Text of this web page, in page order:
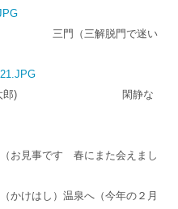
三門（三解脱門で迷い
前右が早太郎) 閑静な
春にまた会えまし
かけはし）温泉へ（今年の２月